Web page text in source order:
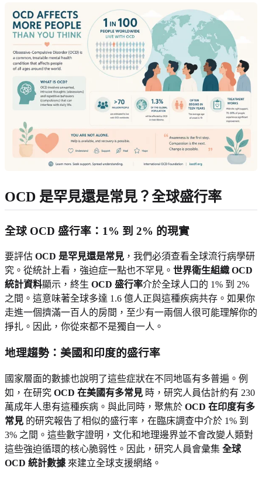
OCD 是罕見還是常見？全球盛行率
全球 OCD 盛行率：1% 到 2% 的現實
要評估 OCD 是罕見還是常見 ，我們必須查看全球流行病學研
究。從統計上看，強迫症一點也不罕見。 世界衛生組織 OCD
統計資料顯示，終生 OCD 盛行率介於全球人口的 1% 到 2%
之間。這意味著全球多達 1.6 億人正與這種疾病共存。如果你
走進一個擠滿一百人的房間，至少有一兩個人很可能理解你的
掙扎。因此，你從來都不是獨自一人。
地理趨勢：美國和印度的盛行率
國家層面的數據也說明了這些症狀在不同地區有多普遍。例
如，在研究 OCD 在美國有多常見 時，研究人員估計約有 230
萬成年人患有這種疾病。與此同時，聚焦於 OCD 在印度有多
常見 的研究報告了相似的盛行率，在臨床調查中介於 1% 到
3% 之間。這些數字證明，文化和地理邊界並不會改變人類對
這些強迫循環的核心脆弱性。因此，研究人員會彙集 全球
OCD 統計數據 來建立全球支援網絡。